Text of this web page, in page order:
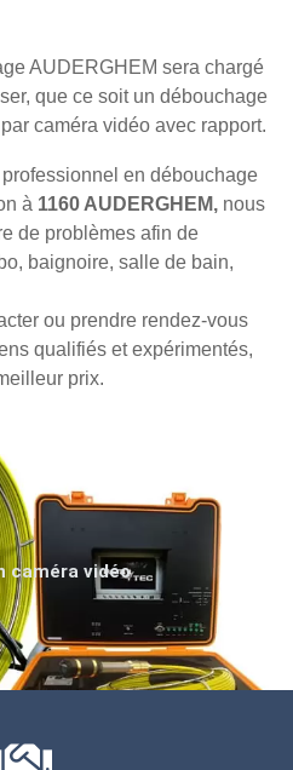
AUDERGHEM sera chargé
que ce soit un débouchage
caméra vidéo avec rapport.
en débouchage
à 1160 AUDERGHEM, nous
de problèmes afin de
baignoire, salle de bain,
ou prendre rendez-vous
qualifiés et expérimentés,
prix.
caméra vidéo